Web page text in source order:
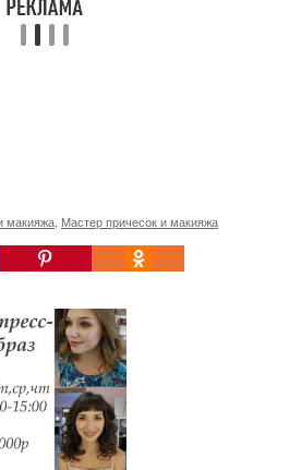
макияжа Мастер причесок и макияжа